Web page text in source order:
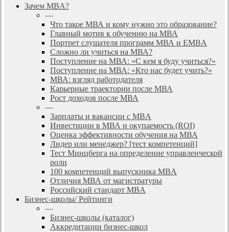
search
Menu
Зачем MBA?
—
Что такое МВА и кому нужно это образование?
Главный мотив к обучению на МВА
Портрет слушателя программ МВА и EMBA
Сложно ли учиться на МВА?
Поступление на МВА: «С кем я буду учиться?»
Поступление на МВА: «Кто нас будет учить?»
МВА: взгляд работодателя
Карьерные траектории после МВА
Рост доходов после МВА
—
Зарплаты и вакансии с MBA
Инвестиции в МВА и окупаемость (ROI)
Оценка эффективности обучения на МВА
Лидер или менеджер? [тест компетенций]
Тест Минцберга на определение управленческой
роли
100 компетенций выпускника MBA
Отличия МВА от магистратуры
Российский стандарт MBA
Бизнес-школы/ Рейтинги
—
Бизнес-школы (каталог)
Аккредитации бизнес-школ